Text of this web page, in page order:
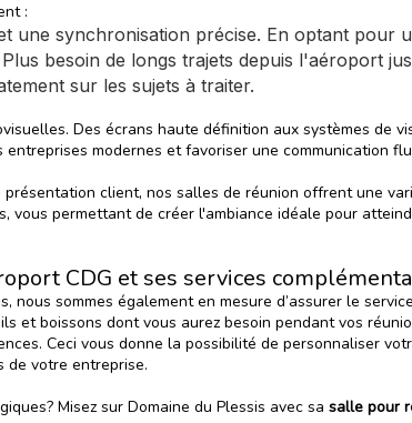
:
une synchronisation précise. En optant pour
besoin de longs trajets depuis l'aéroport
sur les sujets à traiter.
Des écrans haute définition aux systèmes de
modernes et favoriser une communication
client, nos salles de réunion offrent une
vous permettant de créer l'ambiance idéale pour
CDG et ses services
sommes également en mesure d’assurer le
et boissons dont vous aurez besoin pendant vos
Ceci vous donne la possibilité de personnaliser
de votre entreprise.
Misez sur Domaine du Plessis avec sa salle pour